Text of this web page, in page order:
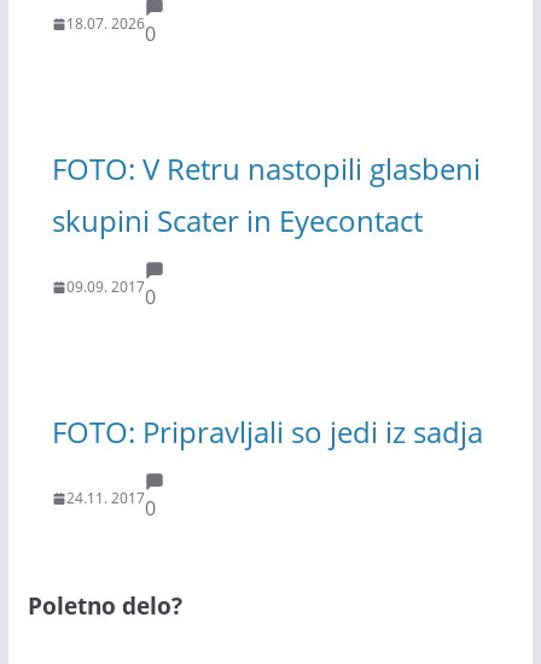
18.07. 20260
FOTO: V Retru nastopili glasbeni
skupini Scater in Eyecontact
09.09. 20170
FOTO: Pripravljali so jedi iz sadja
24.11. 20170
Poletno delo?